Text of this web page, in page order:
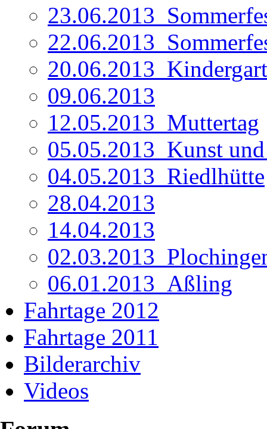
09.06.2013
12.05.2013_Muttertag
05.05.2013_Kunst
04.05.2013_Riedlhütte
28.04.2013
14.04.2013
06.01.2013_Aßling
Fahrtage 2012
Fahrtage 2011
Bilderarchiv
Videos